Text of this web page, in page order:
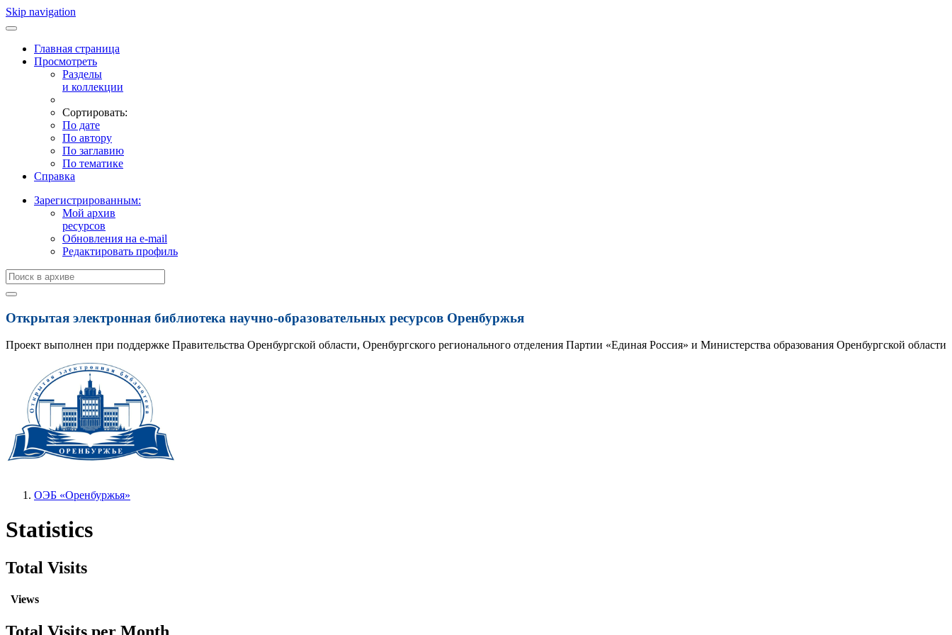
Skip navigation
Главная страница
Просмотреть
Разделы
и коллекции
Сортировать:
По дате
По автору
По заглавию
По тематике
Справка
Зарегистрированным:
Мой архив
ресурсов
Обновления на e-mail
Редактировать профиль
Открытая электронная библиотека научно-образовательных ресурсов Оренбуржья
Проект выполнен при поддержке Правительства Оренбургской области, Оренбургского регионального отделения Партии «Единая Россия» и Министерства образования Оренбургской области
ОЭБ «Оренбуржья»
Statistics
Total Visits
Views